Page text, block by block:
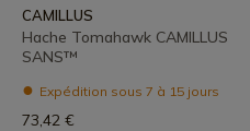
CAMILLUS
Hache Tomahawk CAMILLUS
SANS™
Expédition sous 7 à 15 jours
73,42 €